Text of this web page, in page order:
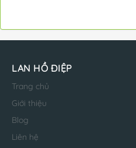
LAN HỒ ĐIỆP
Trang chủ
Giới thiệu
Blog
Liên hệ